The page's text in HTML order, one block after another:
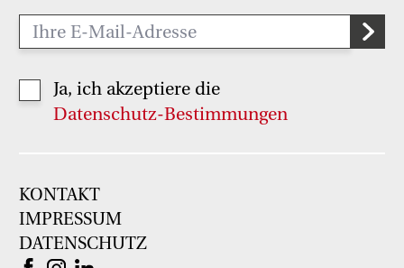
Ja, ich akzeptiere die
Datenschutz-Bestimmungen
KONTAKT
IMPRESSUM
DATENSCHUTZ